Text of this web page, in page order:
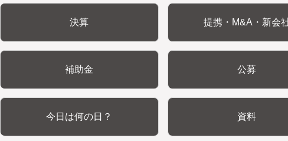
決算 提携・M&A・新会
補助金 公募
今日は何の日？ 資料